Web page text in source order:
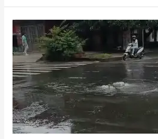
POR
DAÑO
EN
POZO
DE
INSPECCIÓN
DE
ALCANTARILLA
TOCA